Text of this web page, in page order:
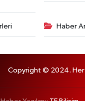
Haber
Copyright © 2024. Her